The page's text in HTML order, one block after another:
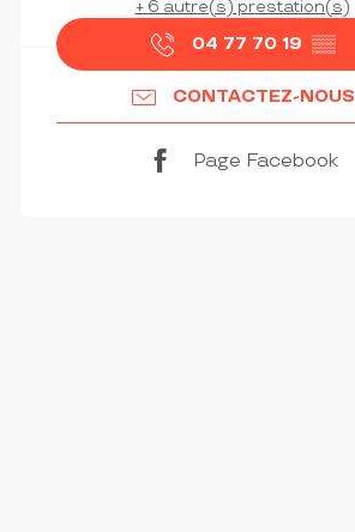
+ 6 autre(s) prestation(s)
04 77 70 19 ▒▒
CONTACTEZ-NOUS
Page Facebook